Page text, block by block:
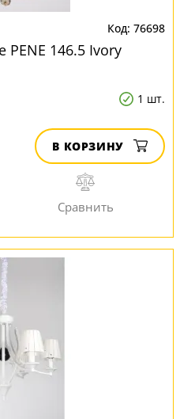
76698
PENE 146.5 Ivory
1 шт.
В КОРЗИНУ